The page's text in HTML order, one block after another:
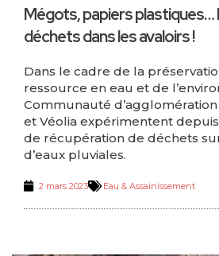
Mégots, papiers plastiques…
déchets dans les avaloirs !
Dans le cadre de la
ressource en eau et de
Communauté
et Véolia expérimentent
de récupération de déchets
d’eaux pluviales.
2 mars 2023 Eau & Assainissement